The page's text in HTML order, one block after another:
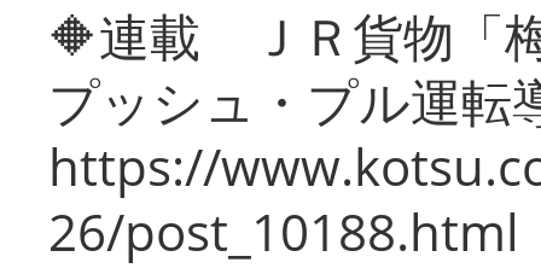
🔶連載 ＪＲ貨物「
プッシュ・プル運転
https://
26/post_10188.html